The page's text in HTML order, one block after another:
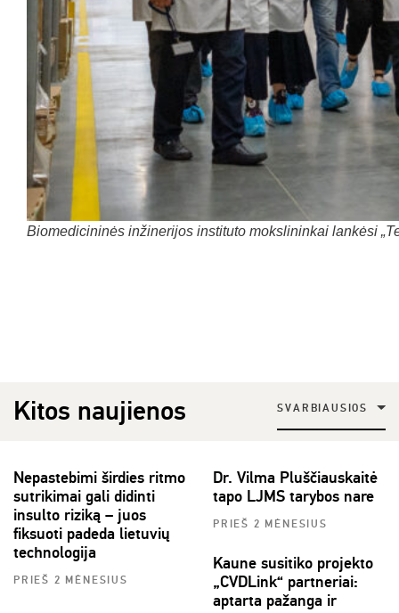
Biomedicininės inžinerijos instituto mokslininkai lankėsi
Kitos naujienos SVARBIAUSIOS
Nepastebimi širdies ritmo
sutrikimai gali didinti
insulto riziką – juos
fiksuoti padeda lietuvių
technologija
PRIEŠ 2 MĖNESIUS
Dr. Vilma Pluščiauskaitė
tapo LJMS tarybos nare
PRIEŠ 2 MĖNESIUS
Kaune susitiko projekto
„CVDLink“ partneriai:
aptarta pažanga ir